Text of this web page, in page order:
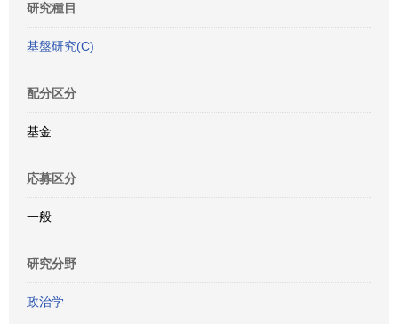
研究種目
基盤研究(C)
配分区分
基金
応募区分
一般
研究分野
政治学